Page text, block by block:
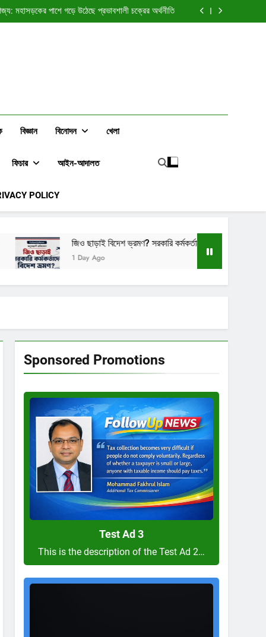
মহাসড়কের পাশে গড়ে উঠেছে প্রভাবশালী চক্রের অর্থনীতি
ভ্রমণ? সরকারি কর্মকর্তাদের অননুমোদিত সফর নিয়ে প্রশ্ন
মহাসড়কের পাশে গড়ে উঠেছে প্রভাবশালী চক্রের অর্থনীতি
রাজস্ব কর্মকর্তা সাইফুল করীমের বক্তব্য চাইতেই কল কেটে
বিজ্ঞান বিনোদন খেলা
ফিচার আইন-আদালত
POLICY
ছাড়াই বিদেশ ভ্রমণ? সরকারি কর্মকর্তাদের অননুমোদিত সফর নিয়ে প্রশ্ন
Day Ago
Sponsored Promotions
Test
Ad
3
Test Ad 3
This is the description of the Test Ad 2…